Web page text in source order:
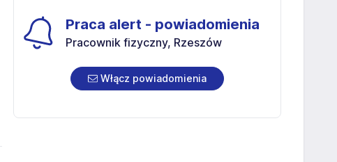
Praca alert - powiadomienia
Pracownik fizyczny, Rzeszów
Włącz powiadomienia